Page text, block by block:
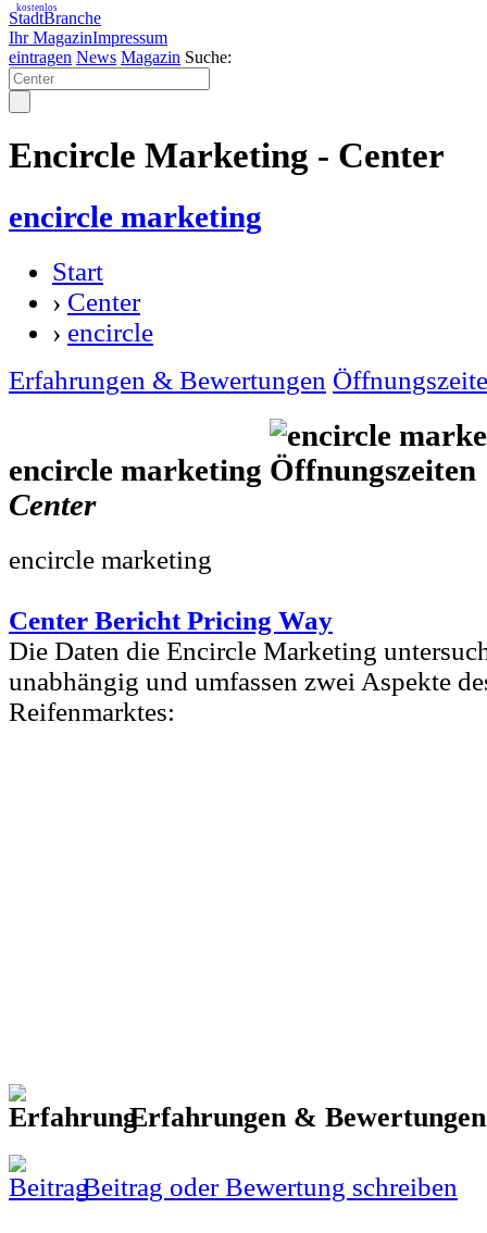
StadtBranche
Ihr MagazinImpressum
kostenlos
eintragen News Magazin Suche:
Encircle Marketing - Center
encircle marketing
Start
› Center
› encircle
Erfahrungen & Bewertungen
encircle marketing
Center
encircle marketing
Center Bericht Pricing Way
Die Daten die Encircle Marketing
unabhängig und umfassen zwei Aspekte
Reifenmarktes:
Erfahrungen &
Beitrag oder Bewertung schreiben